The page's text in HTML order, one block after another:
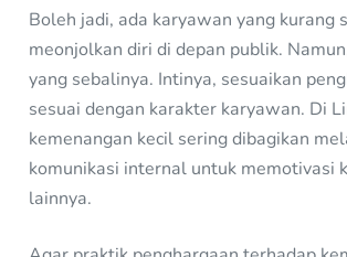
Boleh jadi, ada karyawan yang kurang
meonjolkan diri di depan publik.
yang sebalinya. Intinya, sesuaikan
sesuai dengan karakter karyawan. Di
kemenangan kecil sering dibagikan
komunikasi internal untuk memotivasi
lainnya.